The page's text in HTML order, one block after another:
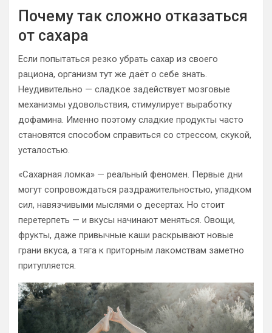
Почему так сложно отказаться
от сахара
Если попытаться резко убрать сахар из своего
рациона, организм тут же даёт о себе знать.
Неудивительно — сладкое задействует мозговые
механизмы удовольствия, стимулирует выработку
дофамина. Именно поэтому сладкие продукты часто
становятся способом справиться со стрессом, скукой,
усталостью.
«Сахарная ломка» — реальный феномен. Первые дни
могут сопровождаться раздражительностью, упадком
сил, навязчивыми мыслями о десертах. Но стоит
перетерпеть — и вкусы начинают меняться. Овощи,
фрукты, даже привычные каши раскрывают новые
грани вкуса, а тяга к приторным лакомствам заметно
притупляется.